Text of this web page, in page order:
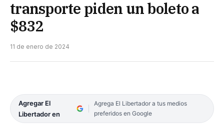
transporte piden un boleto a
$832
11 de enero de 2024
Agregar El
Libertador en
Agrega El Libertador a tus medios
preferidos en Google